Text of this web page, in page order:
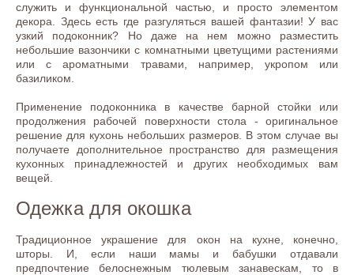
служить и функциональной частью, и просто элементом
декора. Здесь есть где разгуляться вашей фантазии! У вас
узкий подоконник? Но даже на нем можно разместить
небольшие вазончики с комнатными цветущими растениями
или с ароматными травами, например, укропом или
базиликом.
Применение подоконника в качестве барной стойки или
продолжения рабочей поверхности стола - оригинальное
решение для кухонь небольших размеров. В этом случае вы
получаете дополнительное пространство для размещения
кухонных принадлежностей и других необходимых вам
вещей.
Одежка для окошка
Традиционное украшение для окон на кухне, конечно,
шторы. И, если наши мамы и бабушки отдавали
предпочтение белоснежным тюлевым занавескам, то в